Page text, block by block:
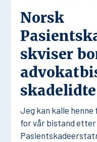
Norsk
skviser
skadelidte
Jeg kan kalle henne
for vår bistand